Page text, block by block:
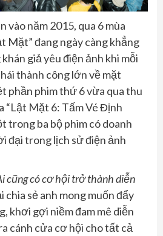
vào năm 2015, qua 6 mùa
Mặt” đang ngày càng khẳng
giả yêu điện ảnh khi mỗi
thành công lớn về mặt
phần phim thứ 6 vừa qua thu
“Lật Mặt 6: Tấm Vé Định
trong ba bộ phim có doanh
đại trong lịch sử điện ảnh
cũng có cơ hội trở thành diễn
chia sẻ anh mong muốn đẩy
khơi gợi niềm đam mê diễn
cánh cửa cơ hội cho tất cả